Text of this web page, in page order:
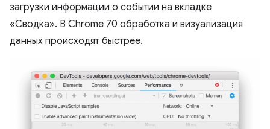
загрузки информации о событии на вкладке
«Сводка». В Chrome 70 обработка и визуализация
данных происходят быстрее.